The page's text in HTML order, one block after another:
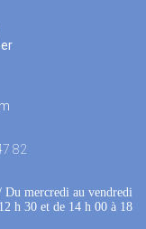
82
Du mercredi au vendredi
h 30 et de 14 h 00 à 18